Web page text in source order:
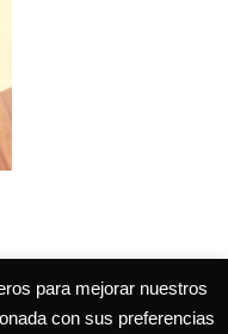
para mejorar nuestros
con sus preferencias